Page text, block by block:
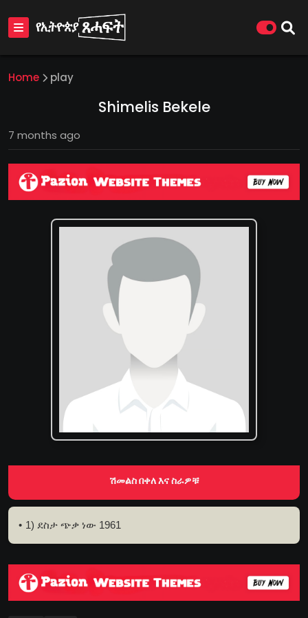
Home play
Shimelis Bekele
7 months ago
ሽመልስ በቀለ እና ስራዎቹ
1) ደስታ ጭቃ ነው 1961